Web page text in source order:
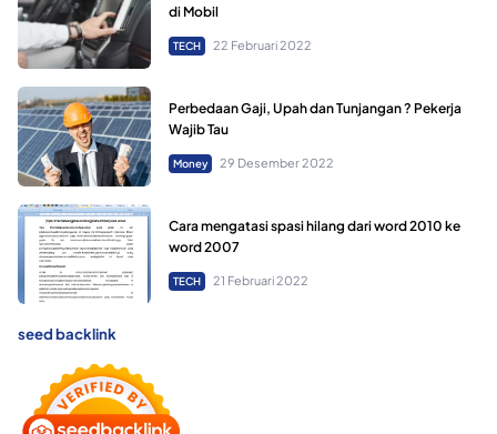
di Mobil
TECH 22 Februari 2022
Perbedaan Gaji, Upah dan Tunjangan ? Pekerja
Wajib Tau
Money 29 Desember 2022
Cara mengatasi spasi hilang dari word 2010 ke
word 2007
TECH 21 Februari 2022
seed backlink